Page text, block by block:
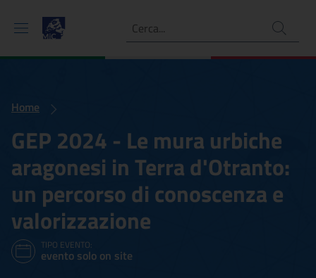
Ricerca
Home
GEP 2024 - Le mura urbiche
aragonesi in Terra d'Otranto:
un percorso di conoscenza e
valorizzazione
TIPO EVENTO:
evento solo on site